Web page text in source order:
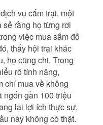
vụ cắm trại, một
sẻ rằng họ từng rơi
việc mua sắm đồ
thấy hội trại khác
họ cũng chi. Trong
rõ tính năng,
chí mua về không
ngốn gần 100 triệu
lại lợi ích thực sự,
này không có thật.